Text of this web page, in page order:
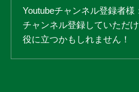
Youtubeチャンネル登録者様
チャンネル登録していただ
役に立つかもしれません！